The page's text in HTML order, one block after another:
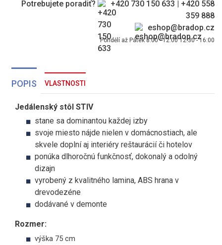
Potrebujete poradiť? +420 730 150 633 | +420 558
359 888
eshop@bradop.cz
Pondělí až Pátek 8:00 - 12:00 12:30 - 16:00
POPIS VLASTNOSTI
Jedálenský stôl STIV
stane sa dominantou každej izby
svoje miesto nájde nielen v domácnostiach, ale
skvele doplní aj interiéry reštaurácií či hotelov
ponúka dlhoročnú funkčnosť, dokonalý a odolný
dizajn
vyrobený z kvalitného lamina, ABS hrana v
drevodezéne
dodávané v demonte
Rozmer:
výška 75 cm